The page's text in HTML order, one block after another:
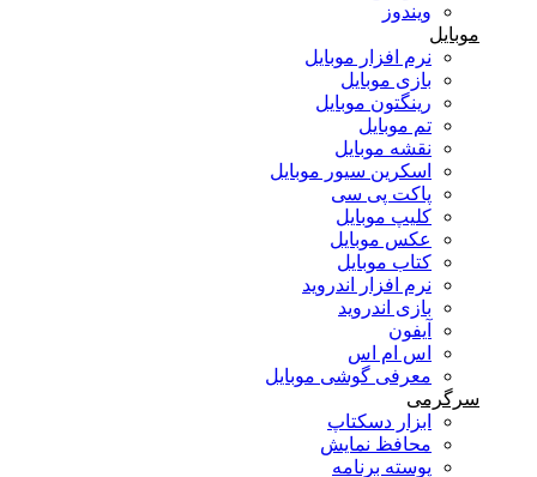
ویندوز
موبایل
نرم افزار موبایل
بازی موبایل
رینگتون موبایل
تم موبایل
نقشه موبایل
اسکرین سیور موبایل
پاکت پی سی
کلیپ موبایل
عکس موبایل
کتاب موبایل
نرم افزار اندروید
بازی اندروید
آیفون
اس ام اس
معرفی گوشی موبایل
سرگرمی
ابزار دسکتاپ
محافظ نمایش
پوسته برنامه